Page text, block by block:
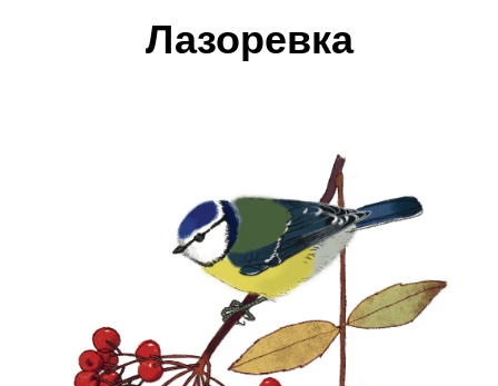
Лазоревка